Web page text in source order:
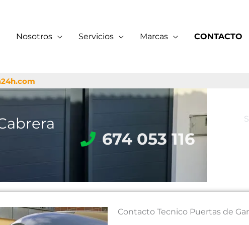
Nosotros Servicios Marcas CONTACTO
674 053 116
Contacto Tecnico Puertas de